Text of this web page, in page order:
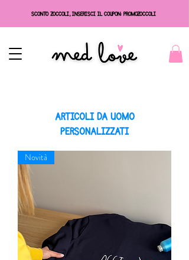
SCONTO ZOCCOLI, INSERISCI IL COUPON: PROMOZOCCOLI
ARTICOLI DA UOMO
PERSONALIZZATI
Novità